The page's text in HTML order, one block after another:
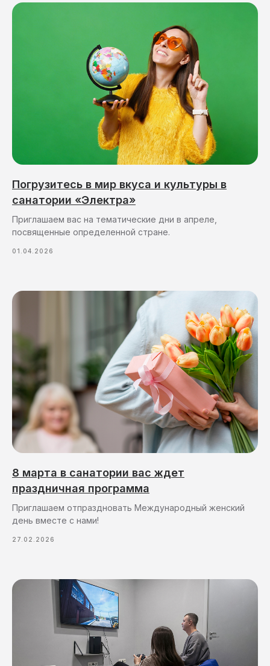
Погрузитесь в мир вкуса и культуры в
санатории «Электра»
Приглашаем вас на тематические дни в апреле,
посвященные определенной стране.
01.04.2026
8 марта в санатории вас ждет
праздничная программа
Приглашаем отпраздновать Международный женский
день вместе с нами!
27.02.2026